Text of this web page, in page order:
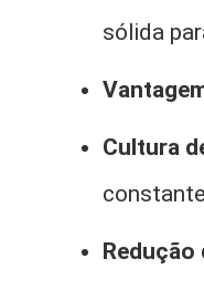
sólida
Cultura
Redução